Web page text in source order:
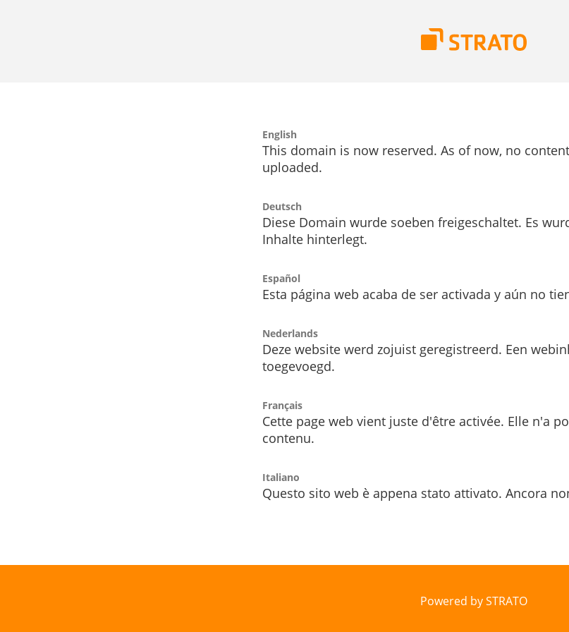
English
This domain is now reserved. As of now, no
uploaded.
Deutsch
Diese Domain wurde soeben freigeschaltet. Es
Inhalte hinterlegt.
Español
Esta página web acaba de ser activada y aún no
Nederlands
Deze website werd zojuist geregistreerd. Een
toegevoegd.
Français
Cette page web vient juste d'être activée. Elle n'a
contenu.
Italiano
Questo sito web è appena stato attivato. Ancora
Powered by STRATO